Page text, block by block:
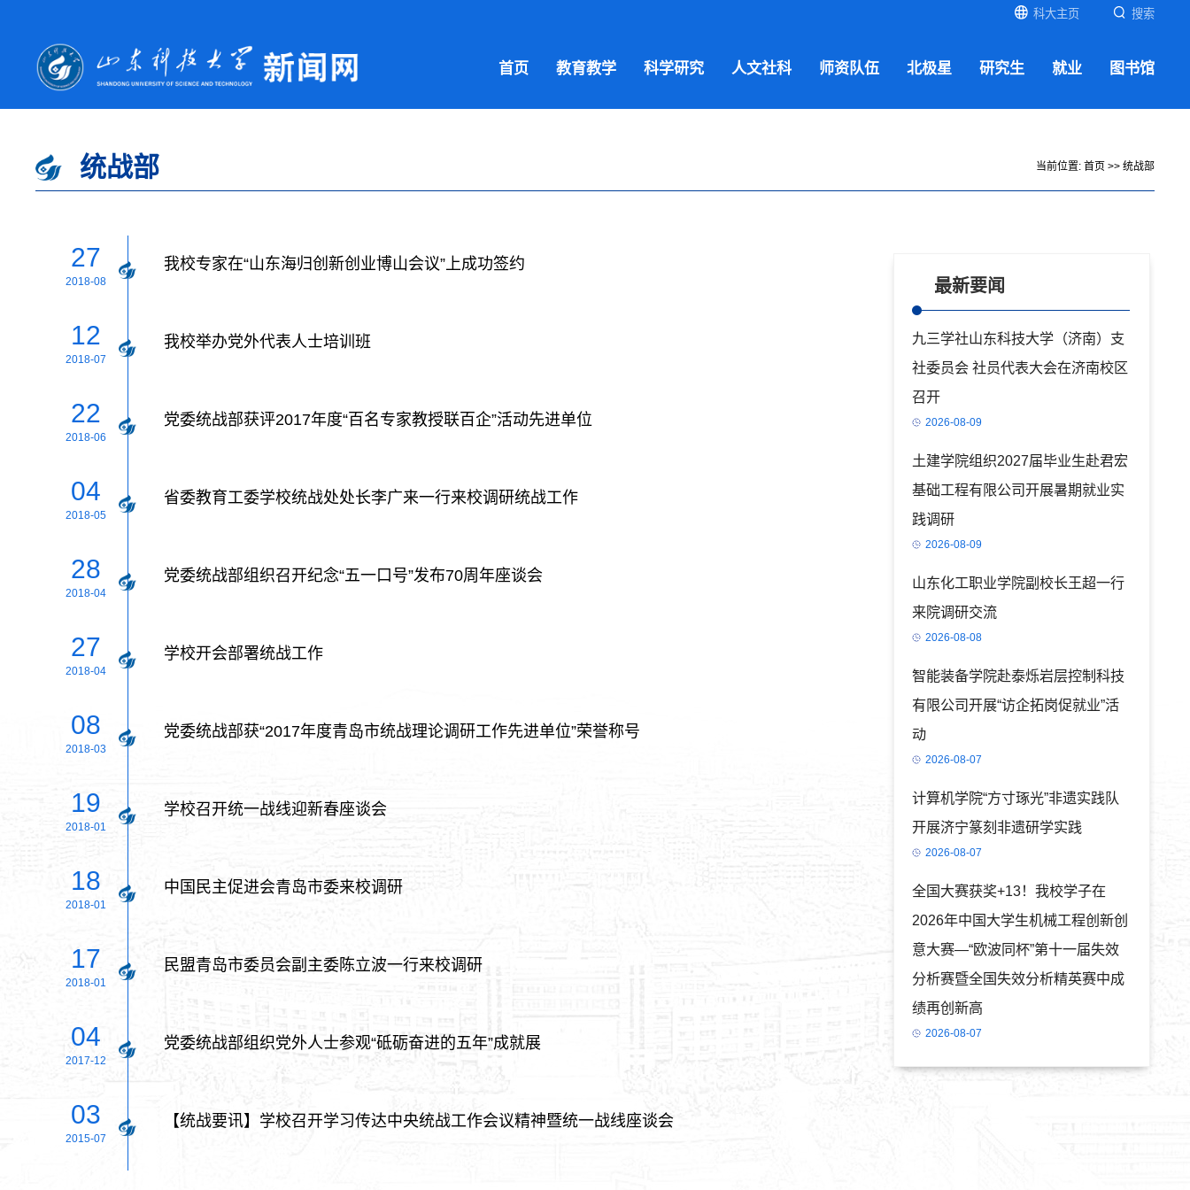
科大主页 搜索
首页 教育教学 科学研究 人文社科 师资队伍 北极星 研究生 就业 图书馆
统战部 当前位置: 首页 >> 统战部
27
2018-08
我校专家在“山东海归创新创业博山会议”上成功签约
12
2018-07
我校举办党外代表人士培训班
22
2018-06
党委统战部获评2017年度“百名专家教授联百企”活动先进单位
04
2018-05
省委教育工委学校统战处处长李广来一行来校调研统战工作
28
2018-04
党委统战部组织召开纪念“五一口号”发布70周年座谈会
27
2018-04
学校开会部署统战工作
08
2018-03
党委统战部获“2017年度青岛市统战理论调研工作先进单位”荣誉称号
19
2018-01
学校召开统一战线迎新春座谈会
18
2018-01
中国民主促进会青岛市委来校调研
17
2018-01
民盟青岛市委员会副主委陈立波一行来校调研
04
2017-12
党委统战部组织党外人士参观“砥砺奋进的五年”成就展
03
2015-07
【统战要讯】学校召开学习传达中央统战工作会议精神暨统一战线座谈会
最新要闻
九三学社山东科技大学（济南）支
社委员会 社员代表大会在济南校区
召开
2026-08-09
土建学院组织2027届毕业生赴君宏
基础工程有限公司开展暑期就业实
践调研
2026-08-09
山东化工职业学院副校长王超一行
来院调研交流
2026-08-08
智能装备学院赴泰烁岩层控制科技
有限公司开展“访企拓岗促就业”活
动
2026-08-07
计算机学院“方寸琢光”非遗实践队
开展济宁篆刻非遗研学实践
2026-08-07
全国大赛获奖+13！我校学子在
2026年中国大学生机械工程创新创
意大赛—“欧波同杯”第十一届失效
分析赛暨全国失效分析精英赛中成
绩再创新高
2026-08-07